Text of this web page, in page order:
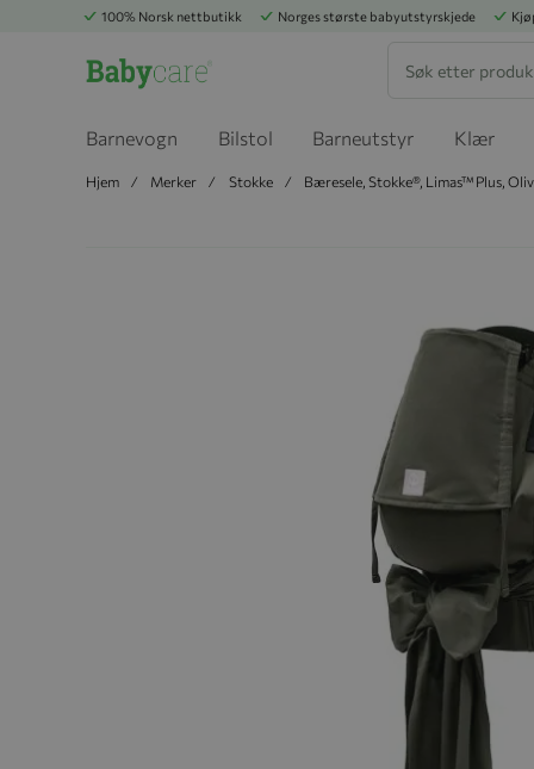
100% Norsk nettbutikk Norges største babyutstyrskjede
Barnevogn Bilstol Barneutstyr Klær
Hjem Merker Stokke Bæresele, Stokke®, Limas™ Plus,